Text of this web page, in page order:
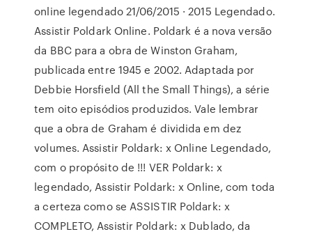
online legendado 21/06/2015 · 2015 Legendado.
Assistir Poldark Online. Poldark é a nova versão
da BBC para a obra de Winston Graham,
publicada entre 1945 e 2002. Adaptada por
Debbie Horsfield (All the Small Things), a série
tem oito episódios produzidos. Vale lembrar
que a obra de Graham é dividida em dez
volumes. Assistir Poldark: x Online Legendado,
com o propósito de !!! VER Poldark: x
legendado, Assistir Poldark: x Online, com toda
a certeza como se ASSISTIR Poldark: x
COMPLETO, Assistir Poldark: x Dublado, da